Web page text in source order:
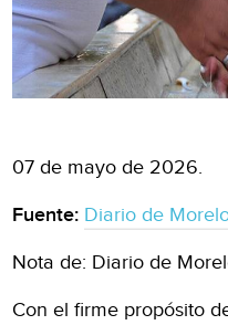
07 de mayo de 2026.
Fuente: Diario de
Nota de: Diario de
Con el firme propósito